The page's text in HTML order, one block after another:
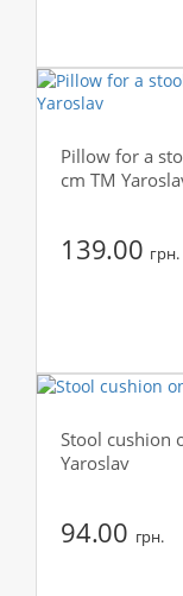
Pillow for a
cm TM
139.00 грн.
Stool cushion
Yaroslav
94.00 грн.